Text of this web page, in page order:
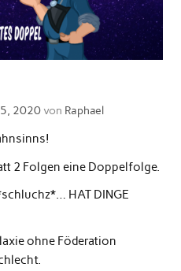
2020von Raphael
2 Folgen eine Doppelfolge.
HAT DINGE
ohne Föderation